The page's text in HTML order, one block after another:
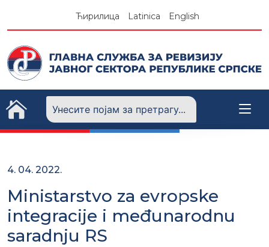
Ћирилица Latinica English
4. 04. 2022.
Ministarstvo za evropske
integracije i međunarodnu
saradnju RS